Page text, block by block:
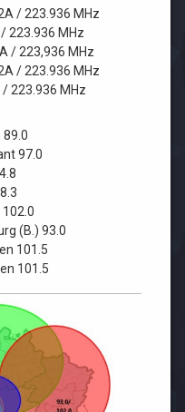
/ 223.936 MHz
223.936 MHz
/ 223,936 MHz
/ 223.936 MHz
223.936 MHz
89.0
97.0
102.0
(B.) 93.0
101.5
101.5